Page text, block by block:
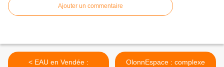
Ajouter un commentaire
< EAU en Vendée :
OlonnEspace : complexe